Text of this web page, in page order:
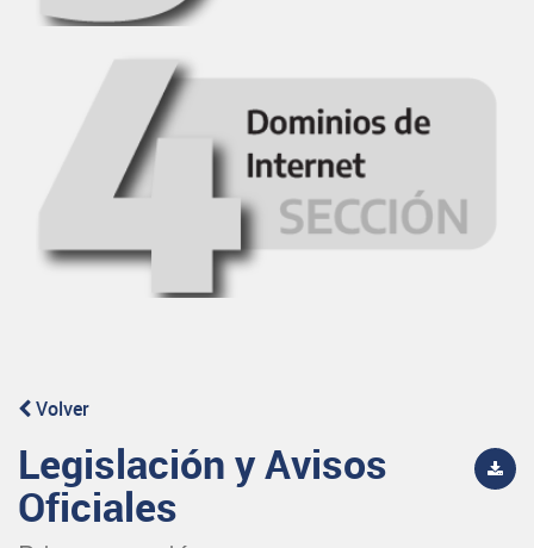
Volver
Legislación y Avisos
Oficiales